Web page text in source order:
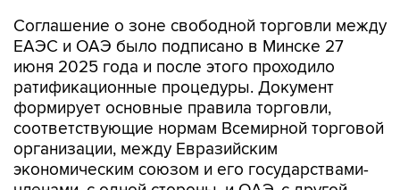
Соглашение о зоне свободной торговли между
ЕАЭС и ОАЭ было подписано в Минске 27
июня 2025 года и после этого проходило
ратификационные процедуры. Документ
формирует основные правила торговли,
соответствующие нормам Всемирной торговой
организации, между Евразийским
экономическим союзом и его государствами-